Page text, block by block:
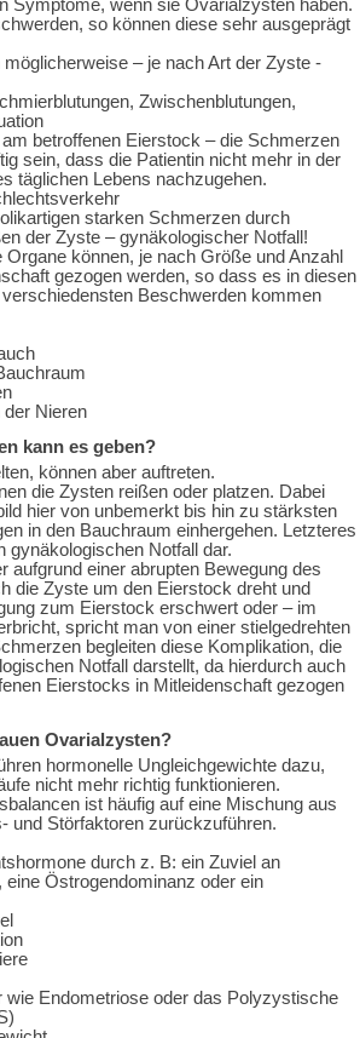
Symptome, wenn sie Ovarialzysten haben.
so können diese sehr ausgeprägt
möglicherweise – je nach Art der Zyste -
Zwischenblutungen,
betroffenen Eierstock – die Schmerzen
sein, dass die Patientin nicht mehr in der
täglichen Lebens nachzugehen.
starken Schmerzen durch
der Zyste – gynäkologischer Notfall!
können, je nach Größe und Anzahl
gezogen werden, so dass es in diesen
Beschwerden kommen
Nieren
kann es geben?
können aber auftreten.
die Zysten reißen oder platzen. Dabei
hier von unbemerkt bis hin zu stärksten
in den Bauchraum einhergehen. Letzteres
gynäkologischen Notfall dar.
aufgrund einer abrupten Bewegung des
die Zyste um den Eierstock dreht und
zum Eierstock erschwert oder – im
spricht man von einer stielgedrehten
begleiten diese Komplikation, die
Notfall darstellt, da hierdurch auch
Eierstocks in Mitleidenschaft gezogen
Ovarialzysten?
hormonelle Ungleichgewichte dazu,
nicht mehr richtig funktionieren.
ist häufig auf eine Mischung aus
und Störfaktoren zurückzuführen.
durch z. B: ein Zuviel an
Östrogendominanz oder ein
wie Endometriose oder das Polyzystische